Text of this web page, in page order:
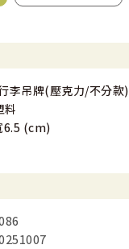
李吊牌(壓克力/不分款)
料
6.5 (cm)